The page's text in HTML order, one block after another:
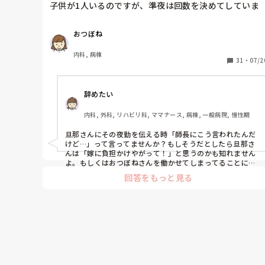
子供が1人いるのですが、準夜は回数を決めてしていま
無理ならいいからとお願いがありました。
私も子供の熱や体調不良で何度も夜勤が出来なくなった
ことがあります。
ておかしい。師長は何を考えているのか、と怒り、俺に
考えがあるから夜勤はしてもいいと言われました。考え
って何？って聞くと今度なにかあったら文句いいにいっ
てやると、怒鳴り込みに行ってやるわと言われました。
今までもそう言って怒鳴り込みに行ったことはないので
すが、しないとも限りませんし、無理なら無理と断って
と伝えても、いいよ夜勤して、と譲りません。
こんなに理解ないものでしょうか？子供の世話といって
おつぼね
内科, 病棟
31 ・ 07/
辞めたい
内科, 外科, リハビリ科, ママナース, 病棟, 一般病院, 慢性期
旦那さんにその夜勤を伝える時「師長にこう言われたんだ
けど…」って言ってませんか？もしそうだとしたら旦那さ
んは「嫁に負担かけやがって！」と思うのかも知れません
よ。もしくはおつぼねさんを働かせてしまってることに申
し訳なさをかんじているのかも。分かった上で結婚して、
子供さんが生まれていざ夜勤をする現状に旦那さんも慣れ
回答をもっと見る